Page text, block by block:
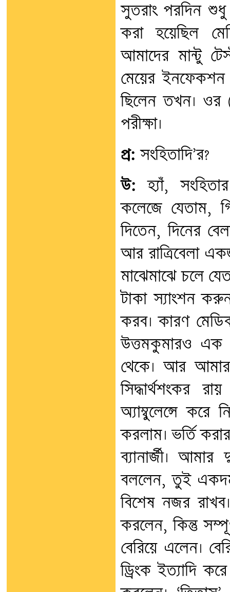
সুতরাং পরদিন শুধু
করা হয়েছিল
আমাদের মান্টু
মেয়ের ইনফেকশন
ছিলেন তখন। ওর
পরীক্ষা।
প্র: সংহিতাদি’র?
উ: হ্যাঁ,
কলেজে যেতাম,
দিতেন, দিনের
আর রাত্রিবেলা
মাঝেমাঝে চলে
টাকা স্যাংশন
করব। কারণ
উত্তমকুমারও এক
থেকে। আর
সিদ্ধার্থশংকর
অ্যাম্বুলেন্সে করে
করলাম। ভর্তি
ব্যানার্জী।
বললেন, তুই একদম
বিশেষ নজর
করলেন, কিন্তু
বেরিয়ে এলেন।
ড্রিংক ইত্যাদি